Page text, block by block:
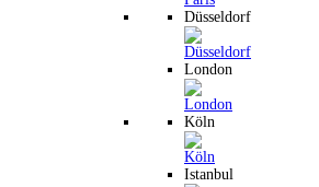
Düsseldorf
London
Köln
Istanbul